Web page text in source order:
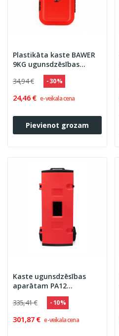
Plastikāta kaste BAWER
9KG ugunsdzēsības
aparātam
34,94 € - 30 %
24,46 € e-veikala cena
Pievienot grozam
Kaste ugunsdzēsības
aparātam PA12
plastikāta ar riteņiem
335,41 € - 10 %
301,87 € e-veikala cena